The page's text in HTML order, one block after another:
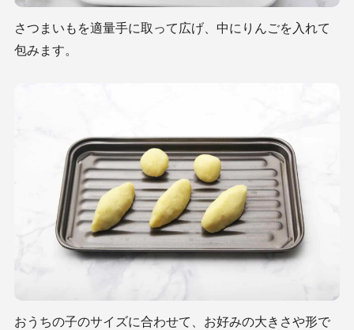
さつまいもを適量手に取って広げ、中にりんごを入れて
包みます。
おうちの子のサイズに合わせて、お好みの大きさや形で